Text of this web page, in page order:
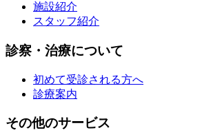
施設紹介
スタッフ紹介
診察・治療について
初めて受診される方へ
診療案内
その他のサービス